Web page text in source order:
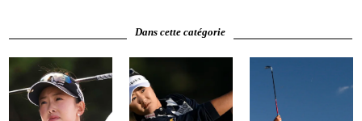
Dans cette catégorie